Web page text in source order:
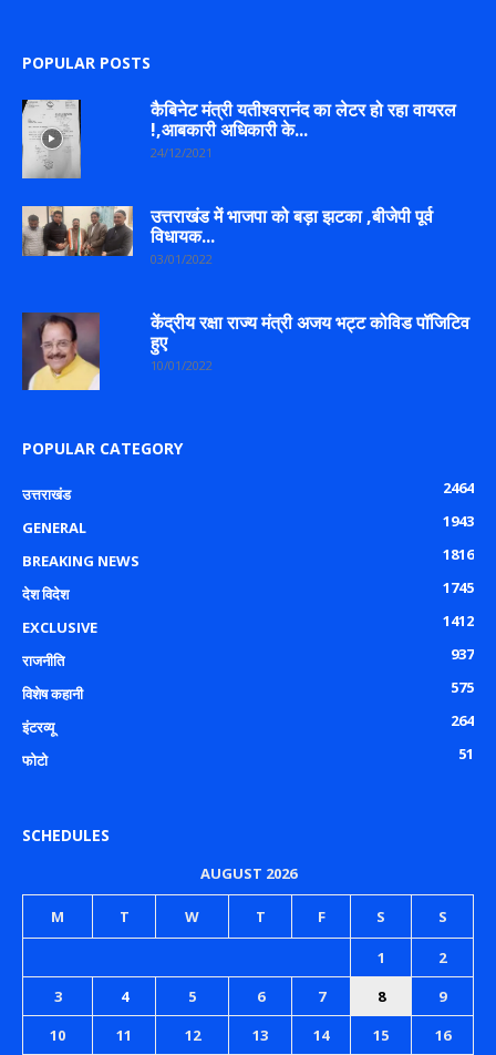
POPULAR POSTS
कैबिनेट मंत्री यतीश्वरानंद का लेटर हो रहा वायरल
!,आबकारी अधिकारी के...
24/12/2021
उत्तराखंड में भाजपा को बड़ा झटका ,बीजेपी पूर्व
विधायक...
03/01/2022
केंद्रीय रक्षा राज्य मंत्री अजय भट्ट कोविड पॉजिटिव
हुए
10/01/2022
POPULAR CATEGORY
उत्तराखंड
2464
GENERAL
1943
BREAKING NEWS
1816
देश विदेश
1745
EXCLUSIVE
1412
राजनीति
937
विशेष कहानी
575
इंटरव्यू
264
फोटो
51
SCHEDULES
AUGUST 2026
M T W T F S S
1
2
3
4 5 6 7 8
9
10
11 12 13 14 15
16